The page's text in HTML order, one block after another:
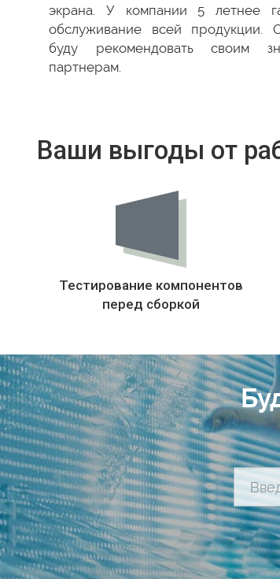
экрана. У компании 5 летнее
обслуживание всей продукции.
буду рекомендовать своим
партнерам.
Ваши выгоды от
Тестирование компонентов
перед сборкой